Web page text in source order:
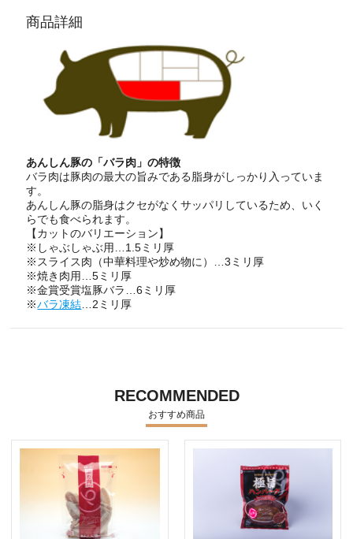
商品詳細
あんしん豚の「バラ肉」の特徴
バラ肉は豚肉の最大の旨みである脂身がしっかり入っていま
す。
あんしん豚の脂身はクセがなくサッパリしているため、いく
らでも食べられます。
【カットのバリエーション】
※しゃぶしゃぶ用…1.5ミリ厚
※スライス肉（中華料理や炒め物に）…3ミリ厚
※焼き肉用…5ミリ厚
※金賞受賞塩豚バラ…6ミリ厚
※バラ凍結…2ミリ厚
RECOMMENDED
おすすめ商品